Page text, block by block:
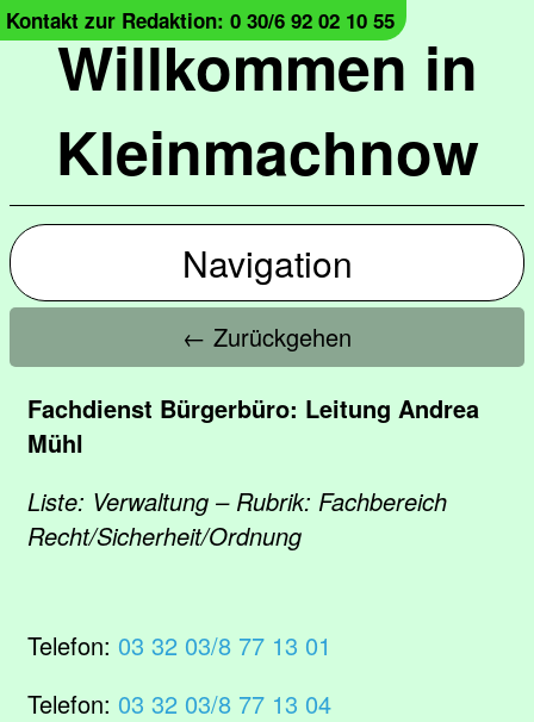
Willkommen in
Kleinmachnow
Kontakt zur Redaktion: 0 30/6 92 02 10 55
Navigation
← Zurückgehen
Fachdienst Bürgerbüro: Leitung Andrea
Mühl
Liste: Verwaltung – Rubrik: Fachbereich
Recht/Sicherheit/Ordnung
Telefon: 03 32 03/8 77 13 01
Telefon: 03 32 03/8 77 13 04